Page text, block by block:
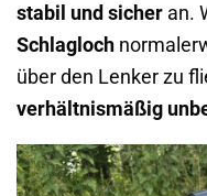
stabil und sicher an.
Schlagloch
über den Lenker zu
verhältnismäßig